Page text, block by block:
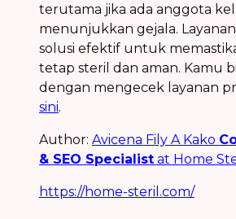
terutama jika ada anggota
menunjukkan gejala. Layanan
solusi efektif untuk
tetap steril dan aman. Kamu
dengan mengecek layanan
sini.
Author: Avicena Fily A Kako
& SEO Specialist at Home
https://home-steril.com/